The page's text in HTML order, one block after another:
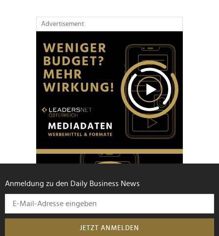
Advertisement
Anmeldung zu den Daily Business News
JETZT ANMELDEN